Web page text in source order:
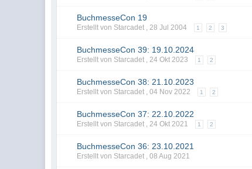
BuchmesseCon 19
Erstellt von Starcadet ,28 Jul 2004 1 2 3
BuchmesseCon 39: 19.10.2024
Erstellt von Starcadet ,24 Okt 2023 1 2
BuchmesseCon 38: 21.10.2023
Erstellt von Starcadet ,04 Nov 2022 1 2
BuchmesseCon 37: 22.10.2022
Erstellt von Starcadet ,24 Okt 2021 1 2
BuchmesseCon 36: 23.10.2021
Erstellt von Starcadet ,08 Aug 2021